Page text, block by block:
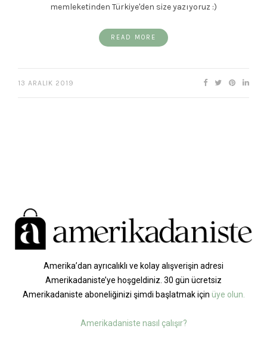
memleketinden Türkiye'den size yazıyoruz :)
READ MORE
13 ARALIK 2019
Amerika’dan ayrıcalıklı ve kolay alışverişin adresi
Amerikadaniste’ye hoşgeldiniz. 30 gün ücretsiz
Amerikadaniste aboneliğinizi şimdi başlatmak için üye olun.
Amerikadaniste nasıl çalışır?